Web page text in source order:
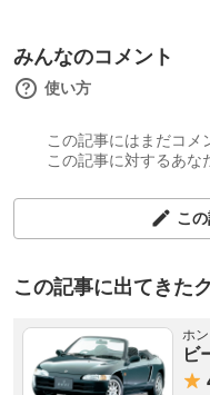
みんなのコメント
使い方
この記事にはまだコメ
この記事に対するあな
こ
この記事に出てきた
ホ
ビ